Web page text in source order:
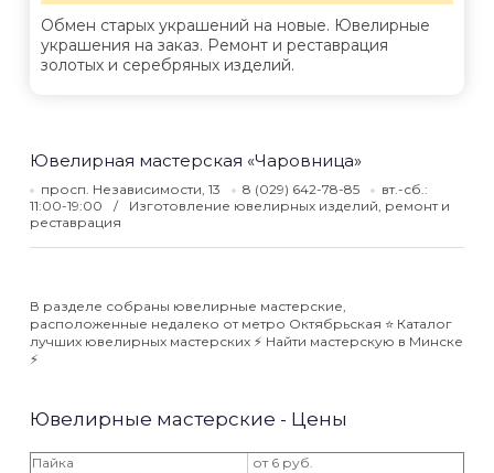
Обмен старых украшений на новые. Ювелирные
украшения на заказ. Ремонт и реставрация
золотых и серебряных изделий.
Ювелирная мастерская «Чаровница»
просп. Независимости, 13 8 (029) 642-78-85
вт.-сб.:
11:00-19:00
Изготовление ювелирных изделий, ремонт и
реставрация
В разделе собраны ювелирные мастерские,
расположенные недалеко от метро Октябрьская ⭐️ Каталог
лучших ювелирных мастерских ⚡️ Найти мастерскую в Минске
⚡️
Ювелирные мастерские - Цены
Пайка
от 6 руб.